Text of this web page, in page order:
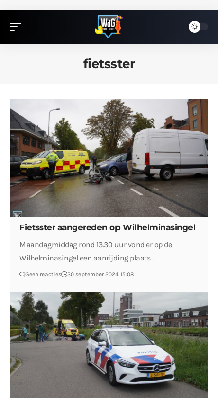
fietsster
Fietsster aangereden op Wilhelminasingel
Maandagmiddag rond 13.30 uur vond er op de
Wilhelminasingel een aanrijding plaats…
Geen reacties 30 september 2024 15:08